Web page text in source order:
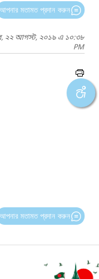
আপনার মতামত প্রদান করুন
২২ আগস্ট, ২০১৯ এ ১০:৩৮
PM
আপনার মতামত প্রদান করুন